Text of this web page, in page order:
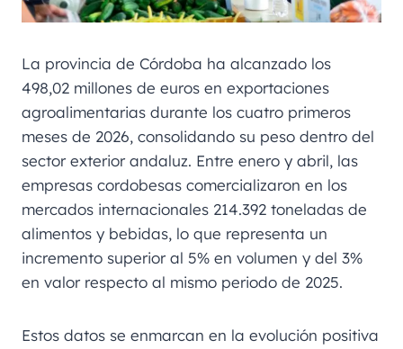
La provincia de Córdoba ha alcanzado los
498,02 millones de euros en exportaciones
agroalimentarias durante los cuatro primeros
meses de 2026, consolidando su peso dentro del
sector exterior andaluz. Entre enero y abril, las
empresas cordobesas comercializaron en los
mercados internacionales 214.392 toneladas de
alimentos y bebidas, lo que representa un
incremento superior al 5% en volumen y del 3%
en valor respecto al mismo periodo de 2025.
Estos datos se enmarcan en la evolución positiva